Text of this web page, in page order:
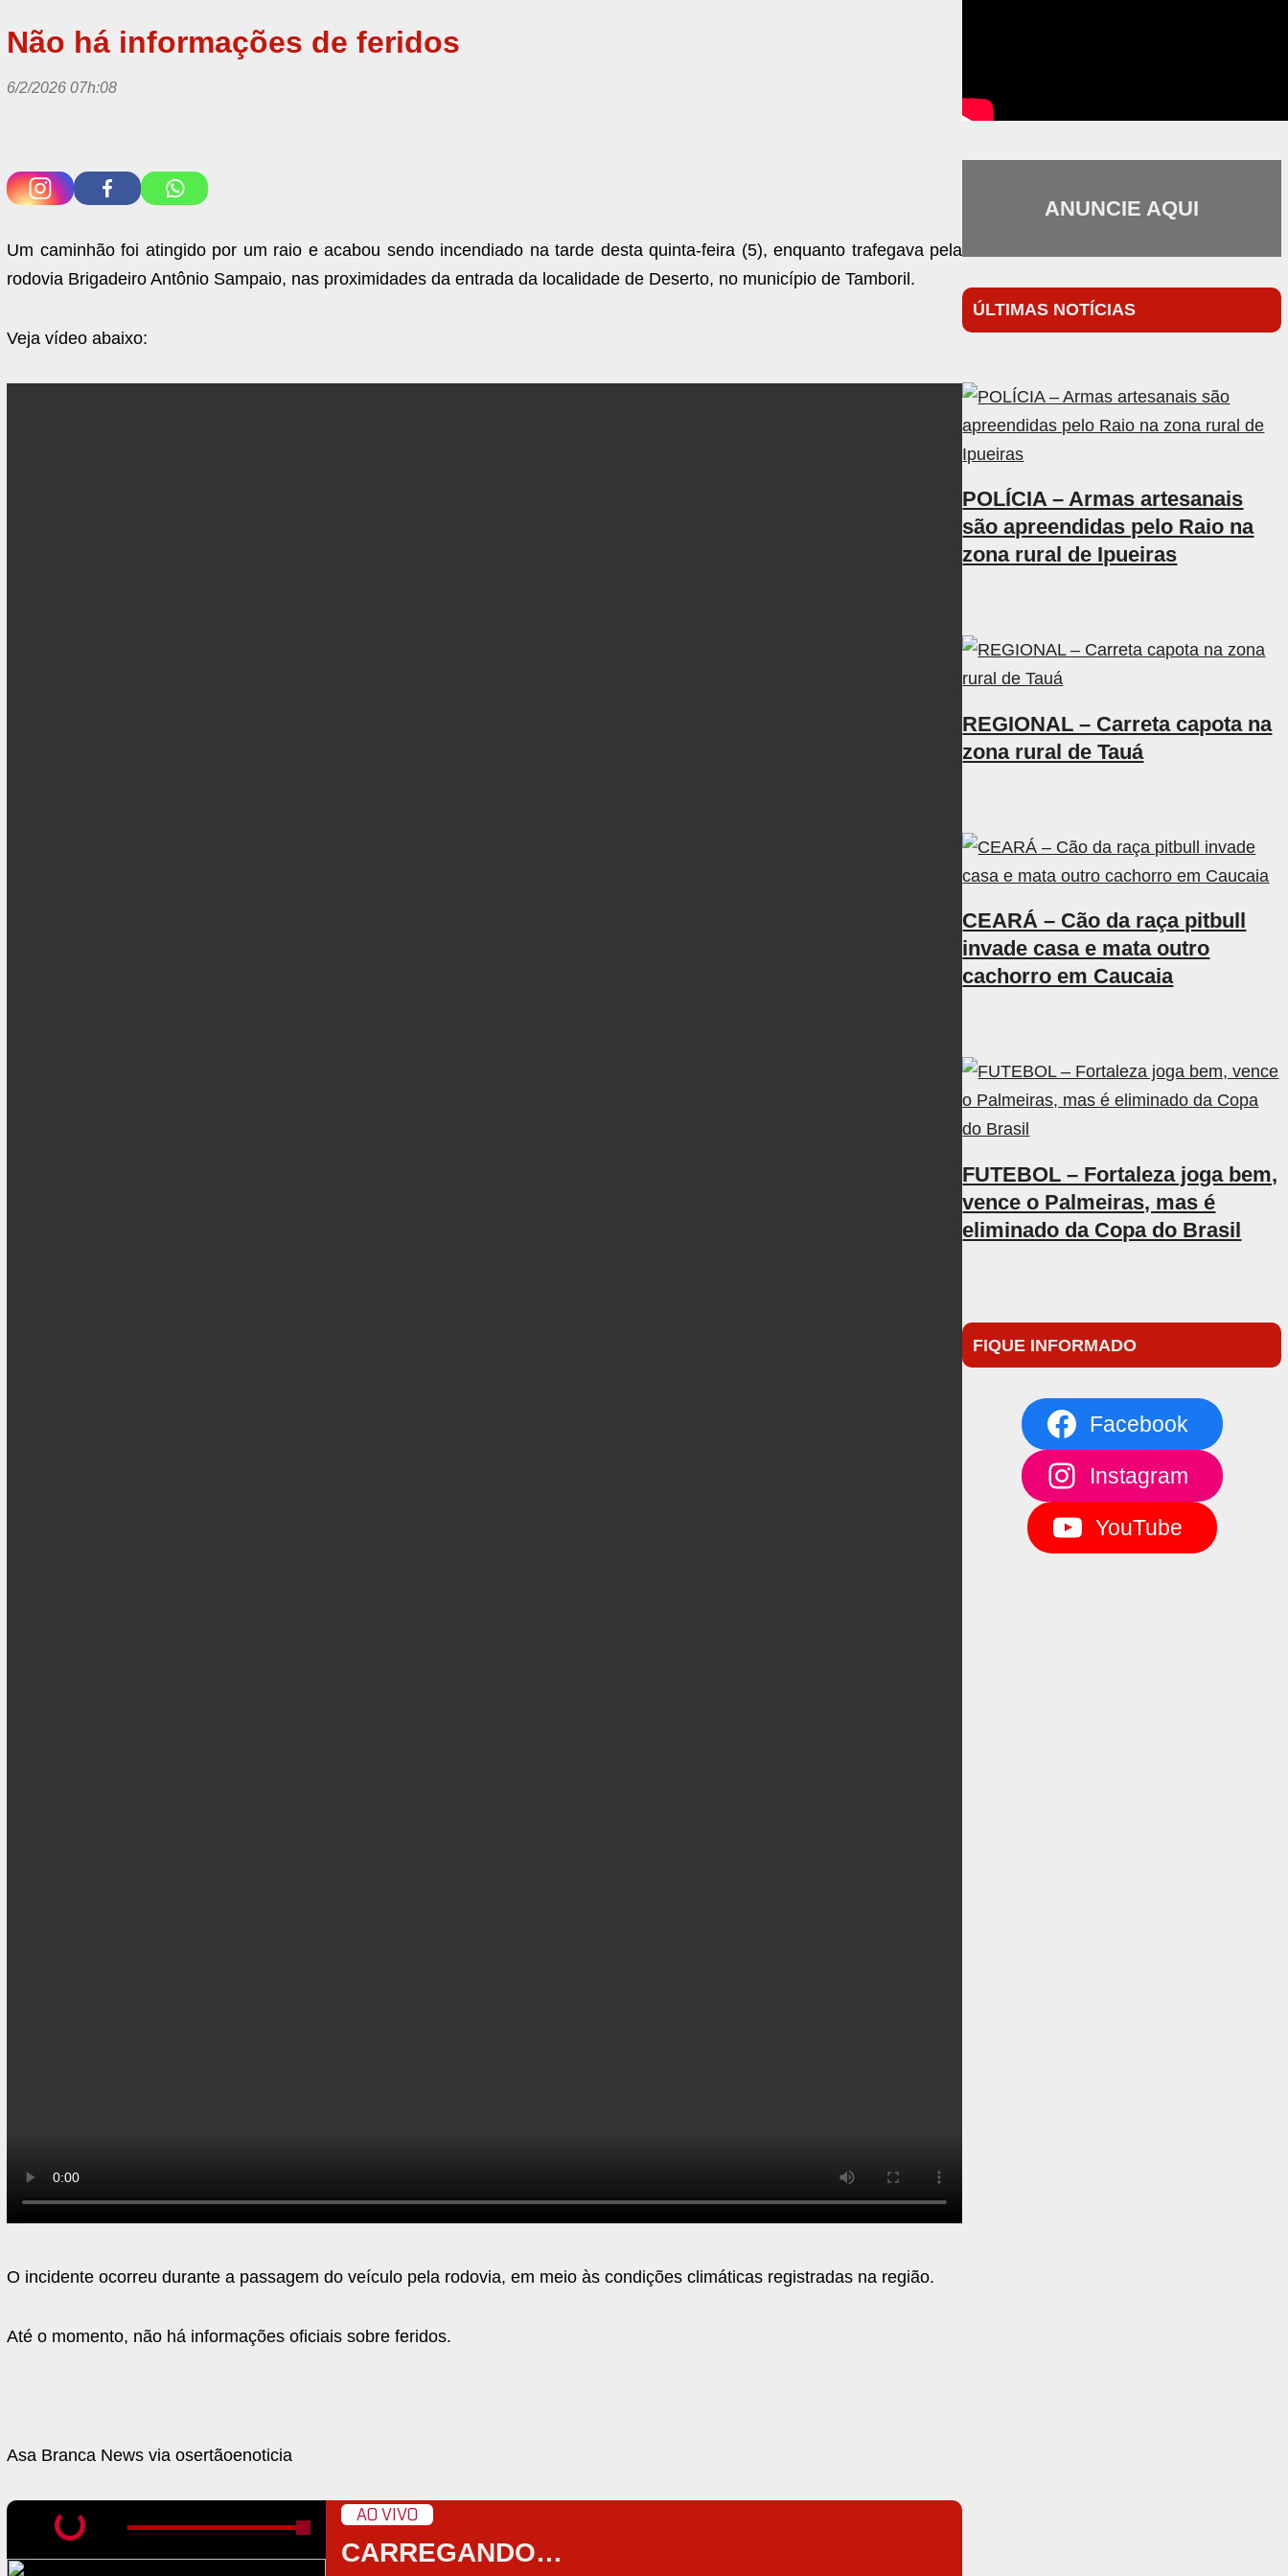
Não há informações de feridos
6/2/2026 07h:08
Um caminhão foi atingido por um raio e acabou sendo incendiado na tarde desta quinta-feira (5), enquanto trafegava pela
rodovia Brigadeiro Antônio Sampaio, nas proximidades da entrada da localidade de Deserto, no município de Tamboril.
Veja vídeo abaixo:
O incidente ocorreu durante a passagem do veículo pela rodovia, em meio às condições climáticas registradas na região.
Até o momento, não há informações oficiais sobre feridos.
Asa Branca News via osertãoenoticia
AO VIVO
CARREGANDO…
ANUNCIE AQUI
ÚLTIMAS NOTÍCIAS
POLÍCIA – Armas artesanais
são apreendidas pelo Raio na
zona rural de Ipueiras
REGIONAL – Carreta capota na
zona rural de Tauá
CEARÁ – Cão da raça pitbull
invade casa e mata outro
cachorro em Caucaia
FUTEBOL – Fortaleza joga bem,
vence o Palmeiras, mas é
eliminado da Copa do Brasil
FIQUE INFORMADO
Facebook
Instagram
YouTube